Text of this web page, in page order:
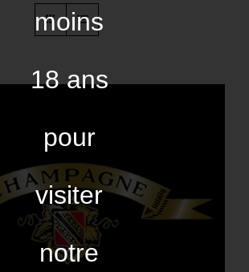
moins
18 ans
pour
visiter
notre